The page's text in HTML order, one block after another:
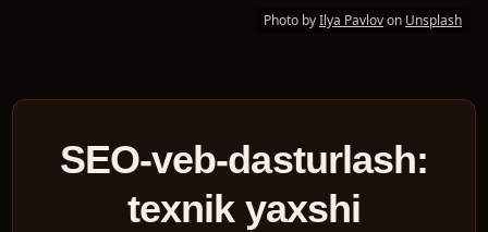
Photo byIlya Pavlovon Unsplash
SEO-veb-dasturlash:
texnik yaxshi